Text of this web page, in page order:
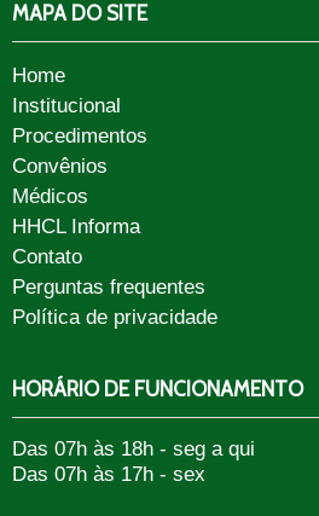
MAPA DO SITE
Home
Institucional
Procedimentos
Convênios
Médicos
HHCL Informa
Contato
Perguntas frequentes
Política de privacidade
HORÁRIO DE FUNCIONAMENTO
Das 07h às 18h - seg a qui
Das 07h às 17h - sex